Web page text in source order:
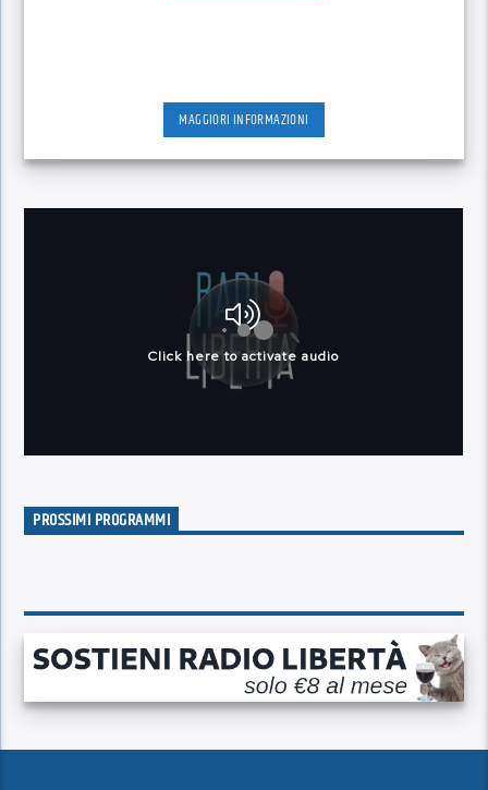
MAGGIORI INFORMAZIONI
PROSSIMI PROGRAMMI